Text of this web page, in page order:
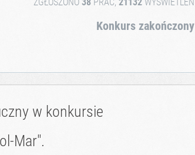
Konkurs zakończony
w konkursie
Mar".